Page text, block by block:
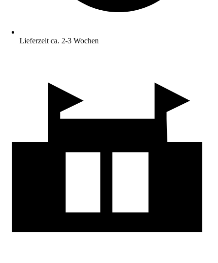
Lieferzeit ca. 2-3 Wochen